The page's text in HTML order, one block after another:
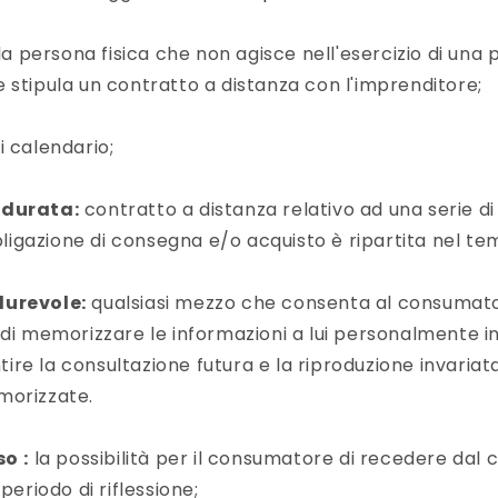
persona fisica che non agisce nell'esercizio di una
stipula un contratto a distanza con l'imprenditore;
calendario;
durata: contratto a distanza relativo ad una serie
di consegna e/o acquisto è ripartita nel
qualsiasi mezzo che consenta al
memorizzare le informazioni a lui personalmente
la consultazione futura e la riproduzione
: la possibilità per il consumatore di recedere dal
di riflessione;